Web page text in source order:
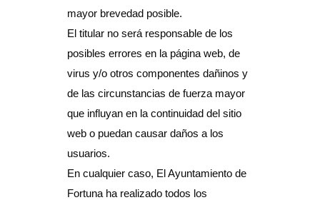
mayor brevedad posible.
El titular no será responsable de los
posibles errores en la página web, de
virus y/o otros componentes dañinos y
de las circunstancias de fuerza mayor
que influyan en la continuidad del sitio
web o puedan causar daños a los
usuarios.
En cualquier caso, El Ayuntamiento de
Fortuna ha realizado todos los